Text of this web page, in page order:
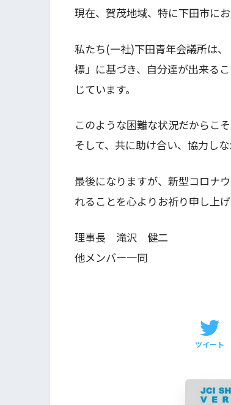
現在、賀茂地域、特に下田市に
私たち(一社)下田青年会議所は
標」に基づき、自分達が出来る
じています。
このような困難な状況だからこ
そして、共に助け合い、協力し
最後になりますが、新型コロナ
れることを心よりお祈り申し上げ
理事長 滝沢 健二
他メンバー一同
ツイート